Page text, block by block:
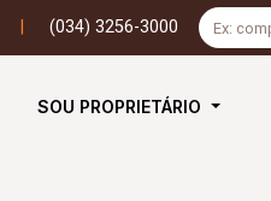
(034) 3256-3000
SOU PROPRIETÁRIO